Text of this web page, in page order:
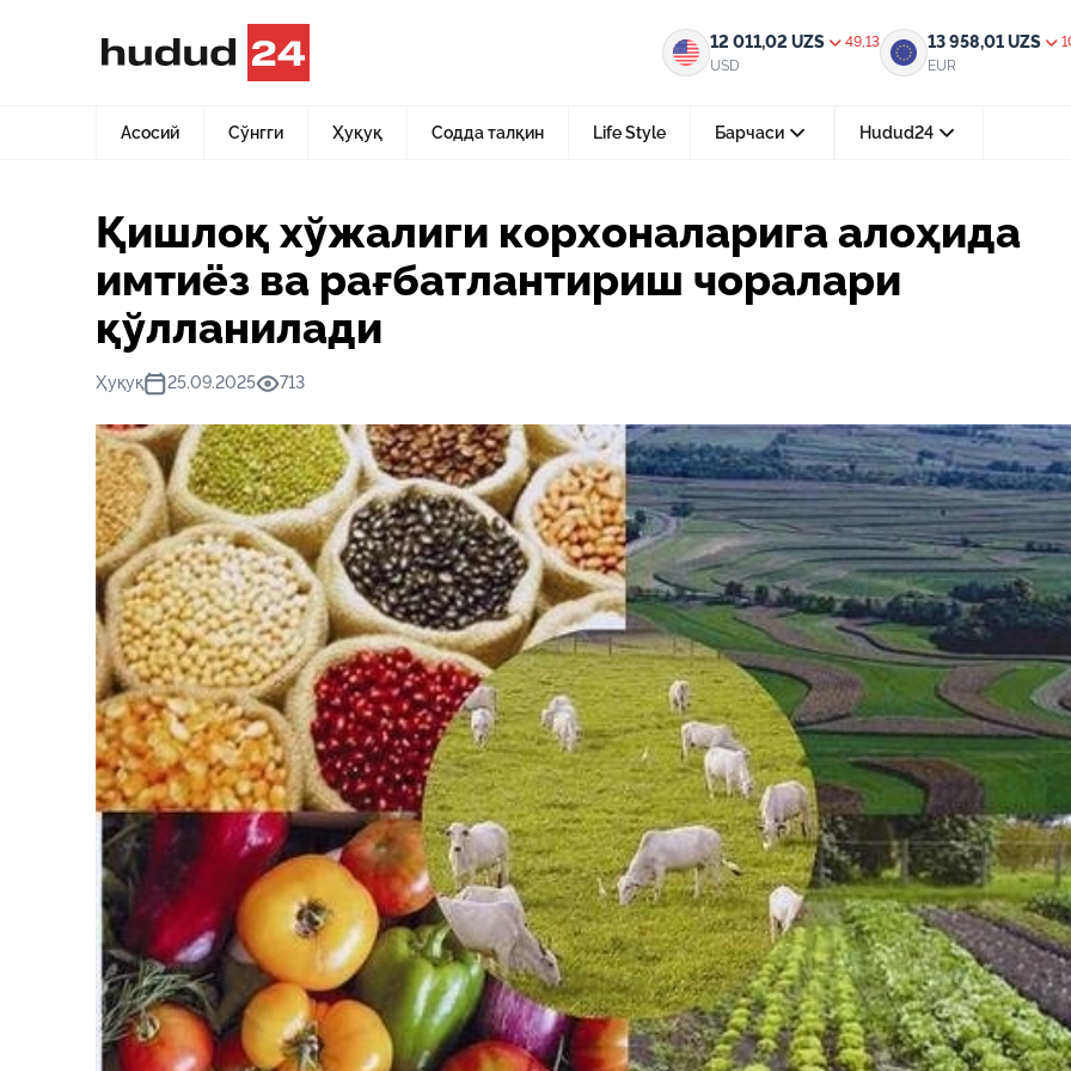
12 011,02 UZS
49,13
USD
13 958,01UZS
EUR
Асосий Сўнгги Ҳуқуқ Содда талқин Life Style Барчаси Hudud24
Мустақилликнинг 35 йили:
тараққиёт ва фаровонлик сари
15-июл 2026, 05:11
Ҳуқуқий билимларни
форматда ўрганиш имконияти
29-июн 2026, 10:29
Халқ билан очиқ мулоқот —
манфаатларига хизмат қилувчи
давлат бошқарувининг муҳим
25-июн 2026, 11:04
Электрон обуна: ҳуқуқий
тез ва қулай йўл
23-июн 2026, 10:05
Хусусий боғчада 5 ой ишлаб
чиқиш мумкинми?
Янгиликлар Қишлоқ хўжалиги корхоналарига алоҳида имтиёз ва рағбатлантириш чоралари қўлланилади
Қишлоқ хўжалиги корхоналарига алоҳида
имтиёз ва рағбатлантириш чоралари
қўлланилади
Ҳуқуқ 25.09.2025 713